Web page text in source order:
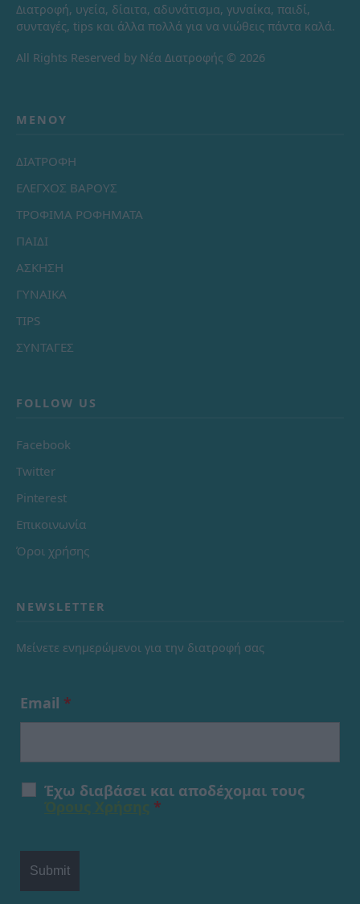
Διατροφή, υγεία, δίαιτα, αδυνάτισμα, γυναίκα, παιδί,
συνταγές, tips και άλλα πολλά για να νιώθεις πάντα καλά.
All Rights Reserved by Νέα Διατροφής © 2026
ΜΕΝΟΎ
ΔΙΑΤΡΟΦΗ
ΕΛΕΓΧΟΣ ΒΑΡΟΥΣ
ΤΡΟΦΙΜΑ ΡΟΦΗΜΑΤΑ
ΠΑΙΔΙ
ΑΣΚΗΣΗ
ΓΥΝΑΙΚΑ
TIPS
ΣΥΝΤΑΓΕΣ
FOLLOW US
Facebook
Twitter
Pinterest
Επικοινωνία
Όροι χρήσης
NEWSLETTER
Μείνετε ενημερώμενοι για την διατροφή σας
Email *
Έχω διαβάσει και αποδέχομαι τους
*